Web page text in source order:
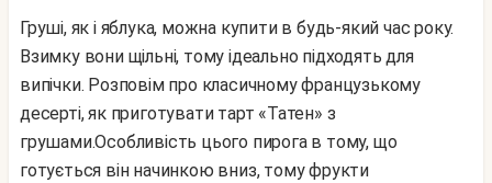
Груші, як і яблука, можна купити в будь-який час року.
Взимку вони щільні, тому ідеально підходять для
випічки. Розповім про класичному французькому
десерті, як приготувати тарт «Татен» з
грушами.Особливість цього пирога в тому, що
готується він начинкою вниз, тому фрукти